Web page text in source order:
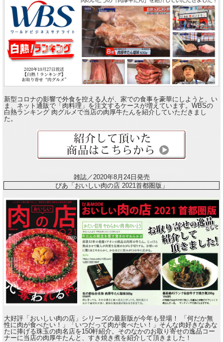
新型コロナの影響で外食を控える人が、家での食事を豪華にしようと、い
ま、ネット通販で「肉料理」を注文するケースが増えています。WBSの
白熱ランキング 肉グルメで当店の肉厚牛たんを紹介していただきまし
た。
雑誌／2020年8月24日発売
ぴあ「おいしい肉の店 2021首都圏版」
大好評「おいしい肉の店」シリーズの最新版が今年も登場！ 「何だか無
性に肉が食べたい！」「いつだって肉が食べたい！」そんな肉好きなあな
たに捧げる珠玉の肉名店を150軒紹介。そのなかのお取り寄せの逸品コー
ナーに当店の肉厚牛たんと、すき焼き煮を紹介して頂きました！